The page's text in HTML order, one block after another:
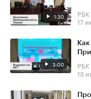
1:30
РБК
17
3:00
РБК
13